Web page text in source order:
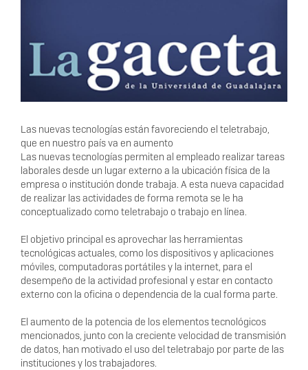
Las nuevas tecnologías están favoreciendo el teletrabajo,
que en nuestro país va en aumento
Las nuevas tecnologías permiten al empleado realizar tareas
laborales desde un lugar externo a la ubicación física de la
empresa o institución donde trabaja. A esta nueva capacidad
de realizar las actividades de forma remota se le ha
conceptualizado como teletrabajo o trabajo en línea.
El objetivo principal es aprovechar las herramientas
tecnológicas actuales, como los dispositivos y aplicaciones
móviles, computadoras portátiles y la internet, para el
desempeño de la actividad profesional y estar en contacto
externo con la oficina o dependencia de la cual forma parte.
El aumento de la potencia de los elementos tecnológicos
mencionados, junto con la creciente velocidad de transmisión
de datos, han motivado el uso del teletrabajo por parte de las
instituciones y los trabajadores.